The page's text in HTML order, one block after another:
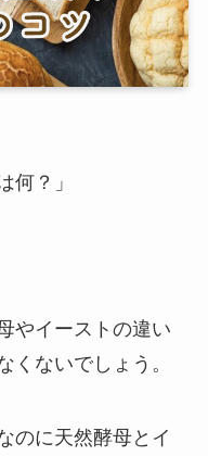
何？」
やイーストの違い
くないでしょう。
のに天然酵母とイ